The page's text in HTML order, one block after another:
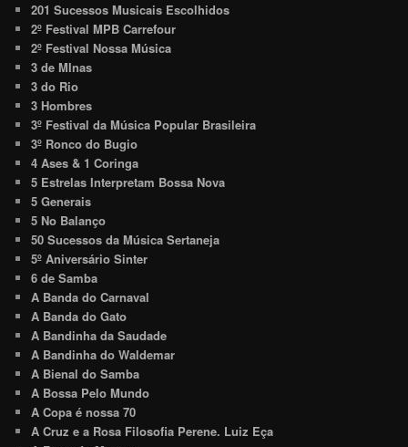
201 Sucessos Musicais Escolhidos
2º Festival MPB Carrefour
2º Festival Nossa Música
3 de MInas
3 do Rio
3 Hombres
3º Festival da Música Popular Brasileira
3º Ronco do Bugio
4 Ases & 1 Coringa
5 Estrelas Interpretam Bossa Nova
5 Generais
5 No Balanço
50 Sucessos da Música Sertaneja
5º Aniversário Sinter
6 de Samba
A Banda do Carnaval
A Banda do Gato
A Bandinha da Saudade
A Bandinha do Waldemar
A Bienal do Samba
A Bossa Pelo Mundo
A Copa é nossa 70
A Cruz e a Rosa Filosofia Perene. Luiz Eça